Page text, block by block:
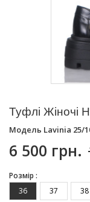
Туфлі Жіночі
Модель Lavinia 25/
6 500 грн.
Розмір :
36
37 38